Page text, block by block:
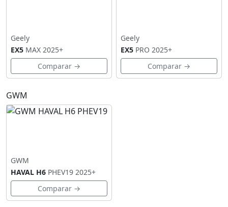
Geely
EX5 MAX 2025+
Comparar →
Geely
EX5 PRO 2025+
Comparar →
GWM
GWM
HAVAL H6 PHEV19 2025+
Comparar →